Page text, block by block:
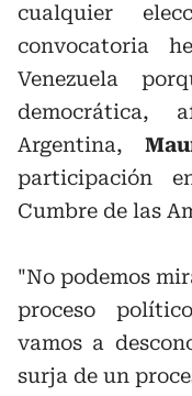
cualquier
convocatoria
Venezuela
democrática,
Argentina,
participación
Cumbre de las
"No podemos
proceso
vamos a
surja de un